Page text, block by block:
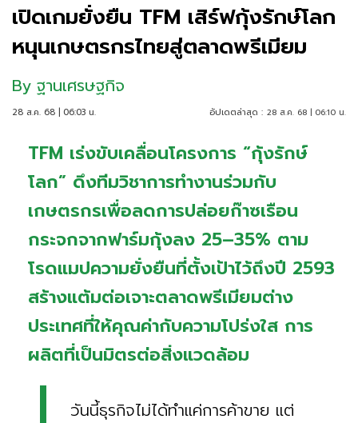
เปิดเกมยั่งยืน TFM เสิร์ฟกุ้งรักษ์โลก
หนุนเกษตรกรไทยสู่ตลาดพรีเมียม
By ฐานเศรษฐกิจ
28 ส.ค. 68 | 06:03 น. อัปเดตล่าสุด : 28 ส.ค. 68 | 06:10 น.
TFM เร่งขับเคลื่อนโครงการ “กุ้งรักษ์
โลก” ดึงทีมวิชาการทำงานร่วมกับ
เกษตรกรเพื่อลดการปล่อยก๊าซเรือน
กระจกจากฟาร์มกุ้งลง 25–35% ตาม
โรดแมปความยั่งยืนที่ตั้งเป้าไว้ถึงปี 2593
สร้างแต้มต่อเจาะตลาดพรีเมียมต่าง
ประเทศที่ให้คุณค่ากับความโปร่งใส การ
ผลิตที่เป็นมิตรต่อสิ่งแวดล้อม
วันนี้ธุรกิจไม่ได้ทำแค่การค้าขาย แต่